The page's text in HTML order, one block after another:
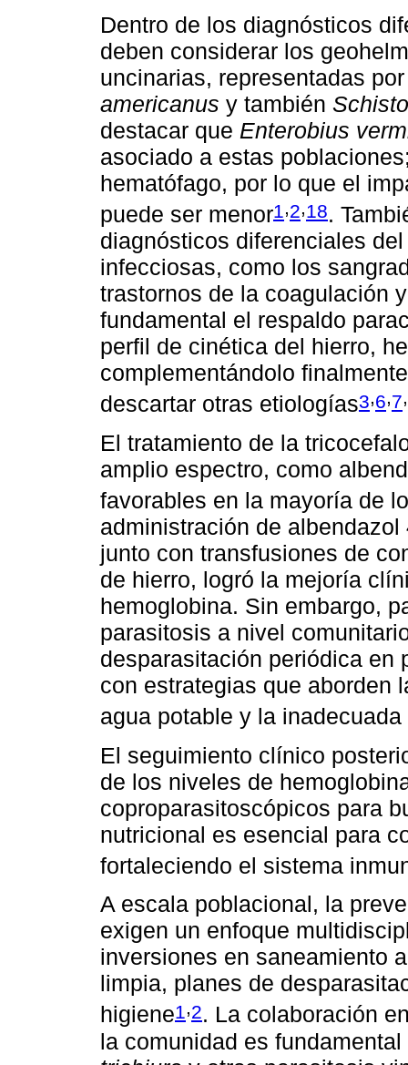
Dentro de los diagnósticos
deben considerar los
uncinarias, representadas
americanus y también
destacar que Enterobius
asociado a estas
hematófago, por lo que el
puede ser menor1,2,18.
diagnósticos diferenciales
infecciosas, como los
trastornos de la coagulación
fundamental el respaldo
perfil de cinética del hierro,
complementándolo
descartar otras etiologías3,6,7,
El tratamiento de la
amplio espectro, como
favorables en la mayoría de
administración de
junto con transfusiones de
de hierro, logró la mejoría
hemoglobina. Sin embargo,
parasitosis a nivel
desparasitación periódica en
con estrategias que aborden
agua potable y la
El seguimiento clínico
de los niveles de
coproparasitoscópicos para
nutricional es esencial para
fortaleciendo el sistema
A escala poblacional, la
exigen un enfoque
inversiones en saneamiento
limpia, planes de
higiene1 ,2. La colaboración
la comunidad es